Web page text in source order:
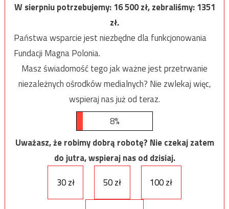
W sierpniu potrzebujemy:16 500zł, zebraliśmy:1351
zł.
Państwa wsparcie jest niezbędne dla funkcjonowania
Fundacji Magna Polonia.
Masz świadomość tego jak ważne jest przetrwanie
niezależnych ośrodków medialnych? Nie zwlekaj więc,
wspieraj nas już od teraz.
8%
Uważasz, że robimy dobrą robotę? Nie czekaj zatem
do jutra, wspieraj nas od dzisiaj.
30 zł
50 zł 100 zł